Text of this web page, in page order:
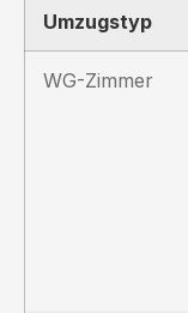
Umzugstyp
WG-Zimmer